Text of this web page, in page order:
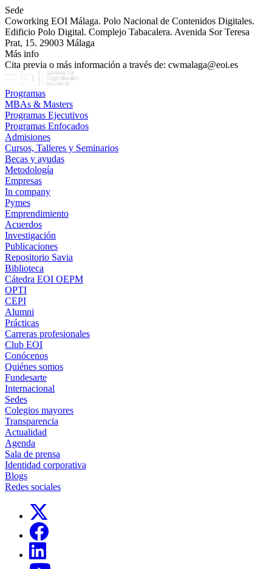
Sede
Coworking EOI Málaga. Polo Nacional de Contenidos Digitales.
Edificio Polo Digital. Complejo Tabacalera. Avenida Sor Teresa
Prat, 15. 29003 Málaga
Más info
Cita previa o más información a través de: cwmalaga@eoi.es
Programas
MBAs & Masters
Programas Ejecutivos
Programas Enfocados
Admisiones
Cursos, Talleres y Seminarios
Becas y ayudas
Metodología
Empresas
In company
Pymes
Emprendimiento
Acuerdos
Investigación
Publicaciones
Repositorio Savia
Biblioteca
Cátedra EOI OEPM
OPTI
CEPI
Alumni
Prácticas
Carreras profesionales
Club EOI
Conócenos
Quiénes somos
Fundesarte
Internacional
Sedes
Colegios mayores
Transparencia
Actualidad
Agenda
Sala de prensa
Identidad corporativa
Blogs
Redes sociales
Links, Opens in this window
Links, Opens in this window